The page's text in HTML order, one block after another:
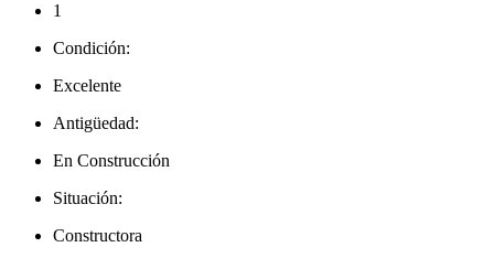
1
Condición:
Excelente
Antigüedad:
En Construcción
Situación:
Constructora